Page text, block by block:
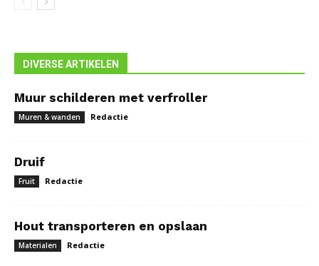
DIVERSE ARTIKELEN
Muur schilderen met verfroller
Muren & wanden Redactie
Druif
Fruit Redactie
Hout transporteren en opslaan
Materialen Redactie